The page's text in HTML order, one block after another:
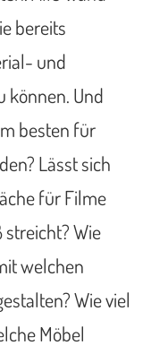
bereits
und
können. Und
besten für
Lässt sich
für Filme
Wie
welchen
Wie viel
Möbel